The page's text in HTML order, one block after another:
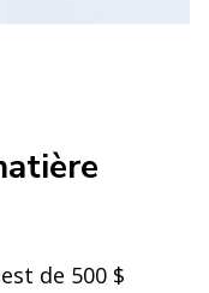
de 500 $